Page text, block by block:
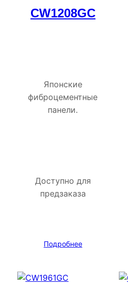
CW1208GC
Японские
фиброцементные
панели.
Доступно для
предзаказа
Подробнее